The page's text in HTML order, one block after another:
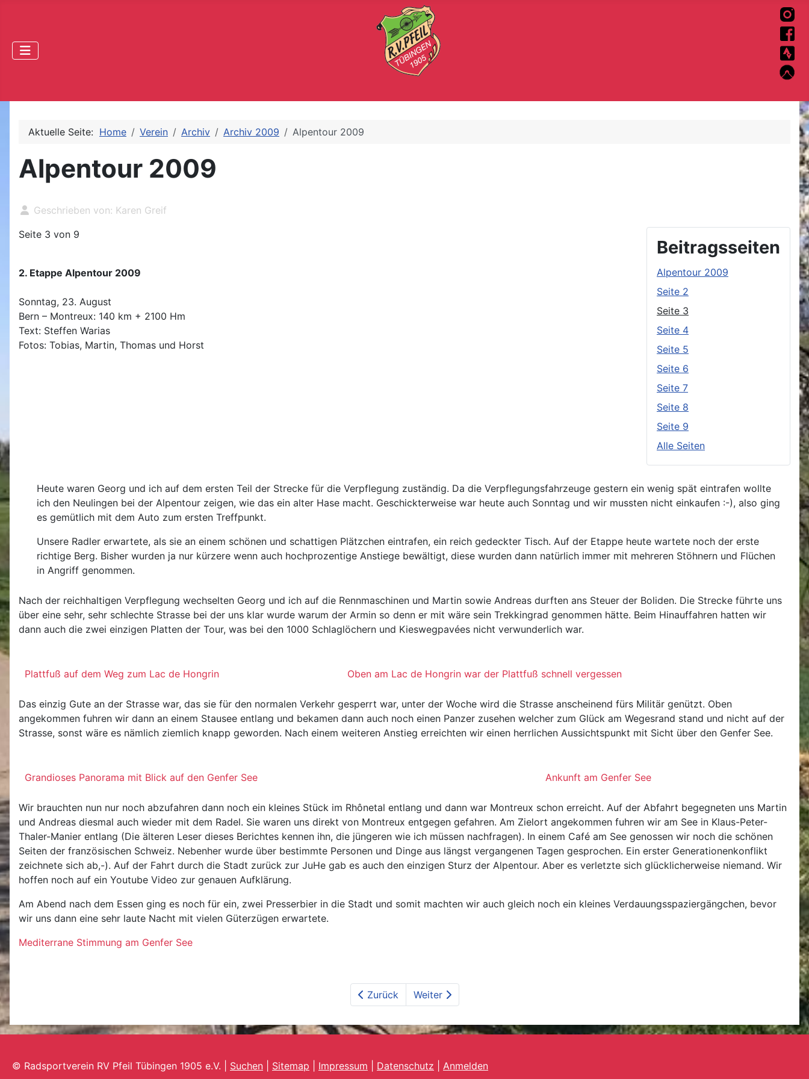
Aktuelle Seite: Home Verein Archiv Archiv 2009 Alpentour 2009
Alpentour 2009
Geschrieben von: Karen Greif
Beitragsseiten
Alpentour 2009
Seite 2
Seite 3
Seite 4
Seite 5
Seite 6
Seite 7
Seite 8
Seite 9
Alle Seiten
Seite 3 von 9
2. Etappe Alpentour 2009
Sonntag, 23. August
Bern – Montreux: 140 km + 2100 Hm
Text: Steffen Warias
Fotos: Tobias, Martin, Thomas und Horst
Heute waren Georg und ich auf dem ersten Teil der Strecke für die Verpflegung zuständig. Da die Verpflegungsfahrzeuge gestern ein wenig spät eintrafen wollte
ich den Neulingen bei der Alpentour zeigen, wie das ein alter Hase macht. Geschickterweise war heute auch Sonntag und wir mussten nicht einkaufen :-), also ging
es gemütlich mit dem Auto zum ersten Treffpunkt.
Unsere Radler erwartete, als sie an einem schönen und schattigen Plätzchen eintrafen, ein reich gedeckter Tisch. Auf der Etappe heute wartete noch der erste
richtige Berg. Bisher wurden ja nur kürzere wenn auch hochprozentige Anstiege bewältigt, diese wurden dann natürlich immer mit mehreren Stöhnern und Flüchen
in Angriff genommen.
Nach der reichhaltigen Verpflegung wechselten Georg und ich auf die Rennmaschinen und Martin sowie Andreas durften ans Steuer der Boliden. Die Strecke führte uns
über eine sehr, sehr schlechte Strasse bei der uns klar wurde warum der Armin so denn er mit wäre sein Trekkingrad genommen hätte. Beim Hinauffahren hatten wir
dann auch die zwei einzigen Platten der Tour, was bei den 1000 Schlaglöchern und Kieswegpavées nicht verwunderlich war.
Plattfuß auf dem Weg zum Lac de Hongrin Oben am Lac de Hongrin war der Plattfuß schnell vergessen
Das einzig Gute an der Strasse war, das sie für den normalen Verkehr gesperrt war, unter der Woche wird die Strasse anscheinend fürs Militär genützt. Oben
angekommen fuhren wir dann an einem Stausee entlang und bekamen dann auch noch einen Panzer zusehen welcher zum Glück am Wegesrand stand und nicht auf der
Strasse, sonst wäre es nämlich ziemlich knapp geworden. Nach einem weiteren Anstieg erreichten wir einen herrlichen Aussichtspunkt mit Sicht über den Genfer See.
Grandioses Panorama mit Blick auf den Genfer See Ankunft am Genfer See
Wir brauchten nun nur noch abzufahren dann noch ein kleines Stück im Rhônetal entlang und dann war Montreux schon erreicht. Auf der Abfahrt begegneten uns Martin
und Andreas diesmal auch wieder mit dem Radel. Sie waren uns direkt von Montreux entgegen gefahren. Am Zielort angekommen fuhren wir am See in Klaus-Peter-
Thaler-Manier entlang (Die älteren Leser dieses Berichtes kennen ihn, die jüngeren wie ich müssen nachfragen). In einem Café am See genossen wir noch die schönen
Seiten der französischen Schweiz. Nebenher wurde über bestimmte Personen und Dinge aus längst vergangenen Tagen gesprochen. Ein erster Generationenkonflikt
zeichnete sich ab,-). Auf der Fahrt durch die Stadt zurück zur JuHe gab es auch den einzigen Sturz der Alpentour. Aber es verletzte sich glücklicherweise niemand. Wir
hoffen noch auf ein Youtube Video zur genauen Aufklärung.
Am Abend nach dem Essen ging es noch für ein, zwei Presserbier in die Stadt und somit machten wir auch gleich noch ein kleines Verdauungsspaziergängchen, bevor
wir uns dann eine sehr laute Nacht mit vielen Güterzügen erwartete.
Mediterrane Stimmung am Genfer See
Zurück Weiter
© Radsportverein RV Pfeil Tübingen 1905 e.V. | Suchen Sitemap Impressum Datenschutz Anmelden